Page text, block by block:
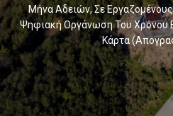
Μήνα Αδειών, Σε
Ψηφιακή Οργάνωση Του Χρόνου
Κάρτα